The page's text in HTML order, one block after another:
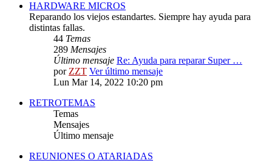
HARDWARE MICROS
Reparando los viejos estandartes. Siempre hay ayuda para
distintas fallas.
44 Temas
289 Mensajes
Último mensaje Re: Ayuda para reparar Super …
porZZT Ver último mensaje
Lun Mar 14, 2022 10:20 pm
RETROTEMAS
Temas
Mensajes
Último mensaje
REUNIONES O ATARIADAS